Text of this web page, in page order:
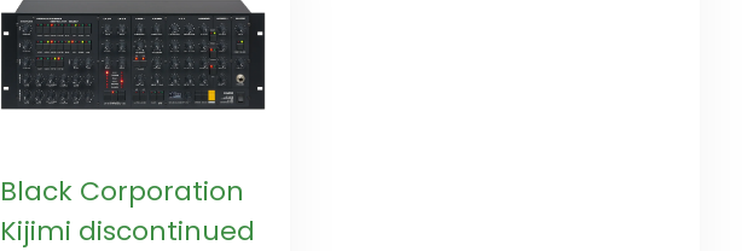
Black Corporation
Kijimi discontinued